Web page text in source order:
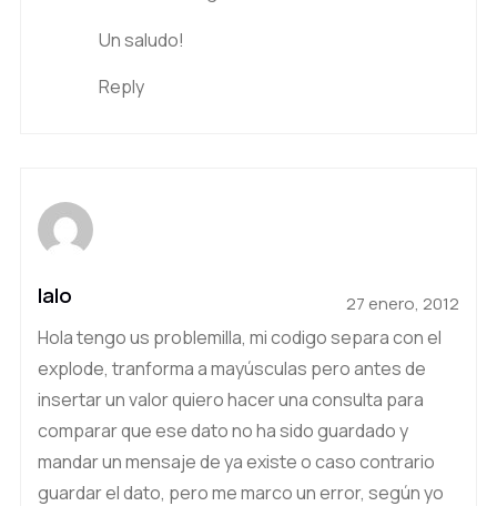
Un saludo!
Reply
lalo 27 enero, 2012
Hola tengo us problemilla, mi codigo separa con el
explode, tranforma a mayúsculas pero antes de
insertar un valor quiero hacer una consulta para
comparar que ese dato no ha sido guardado y
mandar un mensaje de ya existe o caso contrario
guardar el dato, pero me marco un error, según yo